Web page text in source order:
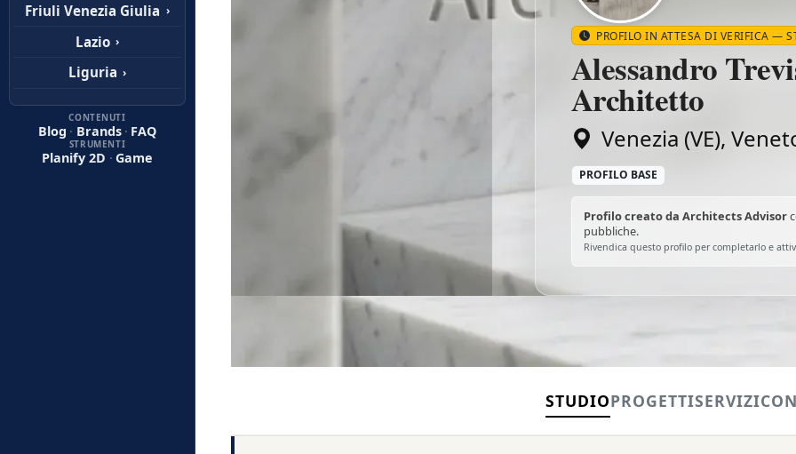
PROFILO IN ATTESA DI VERIFICA —
Alessandro
Architetto
Venezia (VE),
Alessandro Trevisanello
PROFILO BASE
Profilo creato da Architects Advisor
pubbliche.
Rivendica questo profilo per completarlo e
STUDIOPROGETTISERVIZI
Friuli Venezia Giulia ›
Lazio ›
Liguria ›
Lombardia ›
Marche ›
Molise ›
CONTENUTI
Blog · Brands · FAQ
STRUMENTI
Planify 2D · Game